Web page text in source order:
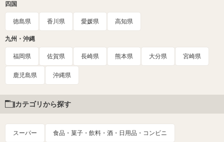
四国
徳島県 香川県 愛媛県 高知県
九州・沖縄
福岡県 佐賀県 長崎県 熊本県 大分県 宮崎県
鹿児島県 沖縄県
カテゴリから探す
スーパー 食品・菓子・飲料・酒・日用品・コンビニ